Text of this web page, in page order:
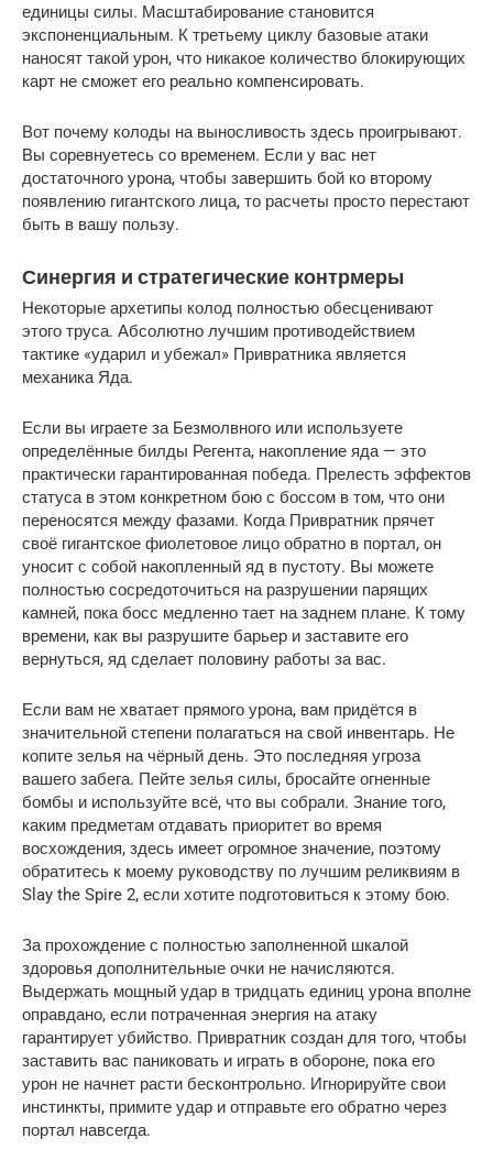
единицы силы. Масштабирование становится
экспоненциальным. К третьему циклу базовые атаки
наносят такой урон, что никакое количество блокирующих
карт не сможет его реально компенсировать.
Вот почему колоды на выносливость здесь проигрывают.
Вы соревнуетесь со временем. Если у вас нет
достаточного урона, чтобы завершить бой ко второму
появлению гигантского лица, то расчеты просто перестают
быть в вашу пользу.
Синергия и стратегические контрмеры
Некоторые архетипы колод полностью обесценивают
этого труса. Абсолютно лучшим противодействием
тактике «ударил и убежал» Привратника является
механика Яда.
Если вы играете за Безмолвного или используете
определённые билды Регента, накопление яда — это
практически гарантированная победа. Прелесть эффектов
статуса в этом конкретном бою с боссом в том, что они
переносятся между фазами. Когда Привратник прячет
своё гигантское фиолетовое лицо обратно в портал, он
уносит с собой накопленный яд в пустоту. Вы можете
полностью сосредоточиться на разрушении парящих
камней, пока босс медленно тает на заднем плане. К тому
времени, как вы разрушите барьер и заставите его
вернуться, яд сделает половину работы за вас.
Если вам не хватает прямого урона, вам придётся в
значительной степени полагаться на свой инвентарь. Не
копите зелья на чёрный день. Это последняя угроза
вашего забега. Пейте зелья силы, бросайте огненные
бомбы и используйте всё, что вы собрали. Знание того,
каким предметам отдавать приоритет во время
восхождения, здесь имеет огромное значение, поэтому
обратитесь к моему руководству по лучшим реликвиям в
Slay the Spire 2, если хотите подготовиться к этому бою.
За прохождение с полностью заполненной шкалой
здоровья дополнительные очки не начисляются.
Выдержать мощный удар в тридцать единиц урона вполне
оправдано, если потраченная энергия на атаку
гарантирует убийство. Привратник создан для того, чтобы
заставить вас паниковать и играть в обороне, пока его
урон не начнет расти бесконтрольно. Игнорируйте свои
инстинкты, примите удар и отправьте его обратно через
портал навсегда.